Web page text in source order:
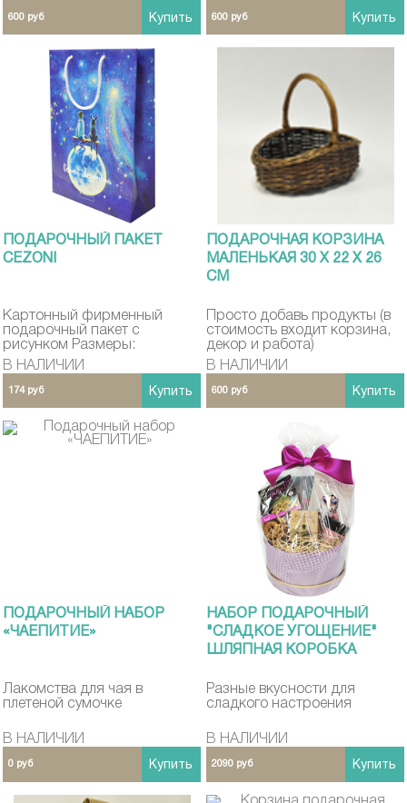
600 руб Купить 600 руб Купить
ПОДАРОЧНЫЙ ПАКЕТ
CEZONI
Картонный фирменный
подарочный пакет с
рисунком Размеры:
37х26х10 (см) Выдерживает
вес до 4кг
В НАЛИЧИИ
174 руб Купить
ПОДАРОЧНАЯ КОРЗИНА
МАЛЕНЬКАЯ 30 Х 22 Х 26
СМ
Просто добавь продукты (в
стоимость входит корзина,
декор и работа)
В НАЛИЧИИ
600 руб Купить
ПОДАРОЧНЫЙ НАБОР
«ЧАЕПИТИЕ»
Лакомства для чая в
плетеной сумочке
В НАЛИЧИИ
0 руб Купить
НАБОР ПОДАРОЧНЫЙ
"СЛАДКОЕ УГОЩЕНИЕ"
ШЛЯПНАЯ КОРОБКА
Разные вкусности для
сладкого настроения
В НАЛИЧИИ
2090 руб Купить